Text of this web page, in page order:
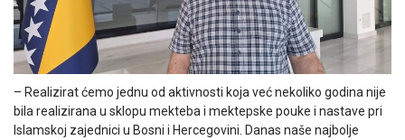
– Realizirat ćemo jednu od aktivnosti koja već nekoliko godina nije
bila realizirana u sklopu mekteba i mektepske pouke i nastave pri
Islamskoj zajednici u Bosni i Hercegovini. Danas naše najbolje